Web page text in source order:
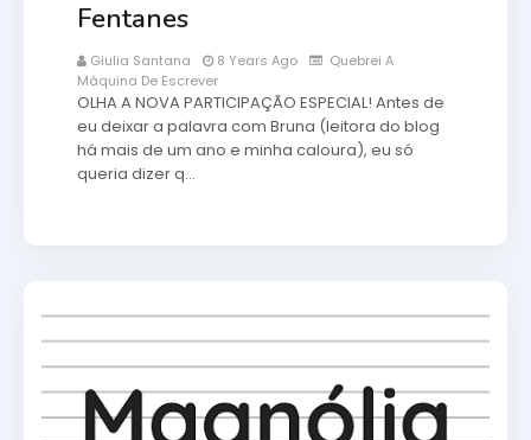
Fentanes
Giulia Santana 8 Years Ago
Quebrei A
Máquina De Escrever
OLHA A NOVA PARTICIPAÇÃO ESPECIAL! Antes de
eu deixar a palavra com Bruna (leitora do blog
há mais de um ano e minha caloura), eu só
queria dizer q…